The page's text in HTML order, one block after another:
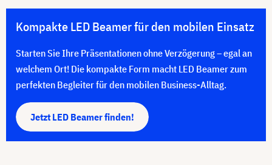
Kompakte LED Beamer für den mobilen Einsatz
Starten Sie Ihre Präsentationen ohne Verzögerung – egal an
welchem Ort! Die kompakte Form macht LED Beamer zum
perfekten Begleiter für den mobilen Business-Alltag.
Jetzt LED Beamer finden!